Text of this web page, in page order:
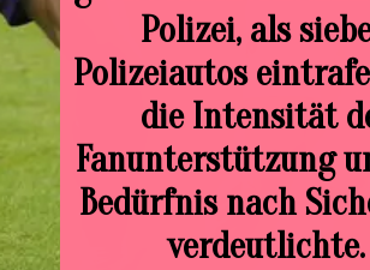
Polizei, als
Polizeiautos
die Intensität
Fanunterstützung
Bedürfnis nach
verdeutlichte.